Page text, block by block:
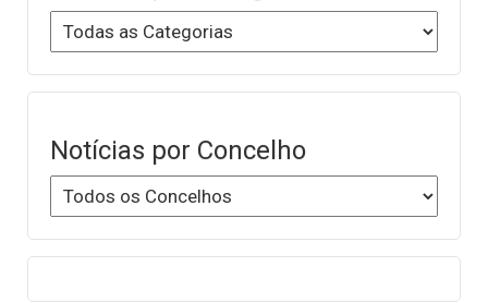
Notícias por Concelho